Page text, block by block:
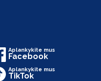
Aplankykite mus
Facebook
Aplankykite mus
TikTok